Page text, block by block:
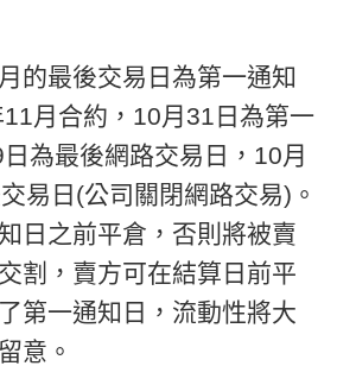
的最後交易日為第一通知
月合約，10月31日為第一
為最後網路交易日，10月
易日(公司關閉網路交易)。
日之前平倉，否則將被賣
割，賣方可在結算日前平
第一通知日，流動性將大
意。